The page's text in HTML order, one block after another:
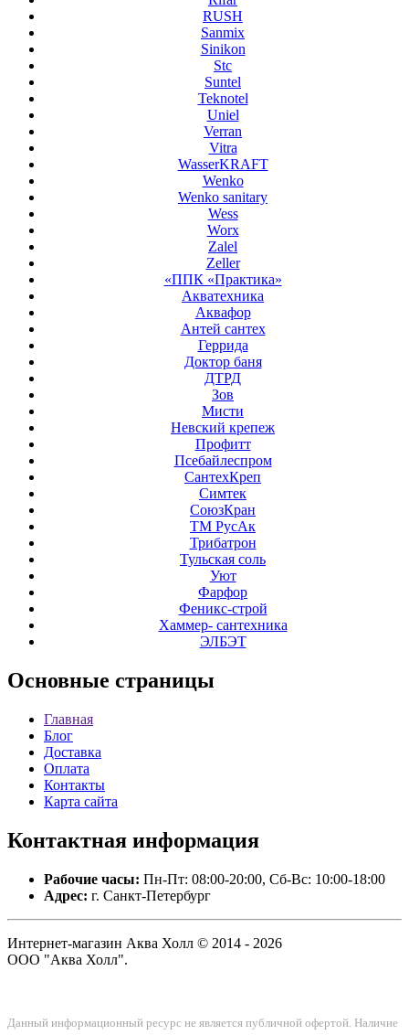
RUSH
Sanmix
Sinikon
Stc
Suntel
Teknotel
Uniel
Verran
Vitra
WasserKRAFT
Wenko
Wenko sanitary
Wess
Worx
Zalel
Zeller
«ППК «Практика»
Акватехника
Аквафор
Антей сантех
Геррида
Доктор баня
ДТРД
Зов
Мисти
Невский крепеж
Профитт
Псебайлеспром
СантехКреп
Симтек
СоюзКран
ТМ РусАк
Трибатрон
Тульская соль
Уют
Фарфор
Феникс-строй
Хаммер- сантехника
ЭЛБЭТ
Основные страницы
Главная
Блог
Доставка
Оплата
Контакты
Карта сайта
Контактная информация
Рабочие часы: Пн-Пт: 08:00-20:00, Сб-Вс: 10:00-18:00
Адрес: г. Санкт-Петербург
Интернет-магазин Аква Холл © 2014 - 2026
ООО "Аква Холл".
Данный информационный ресурс не является публичной офертой. Наличие